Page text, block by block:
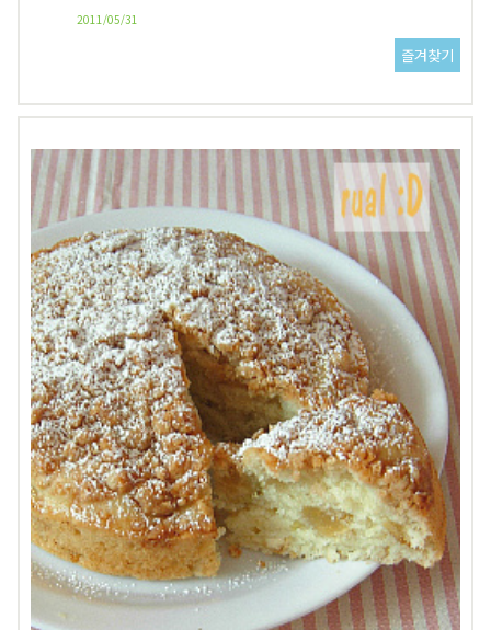
2011/05/31